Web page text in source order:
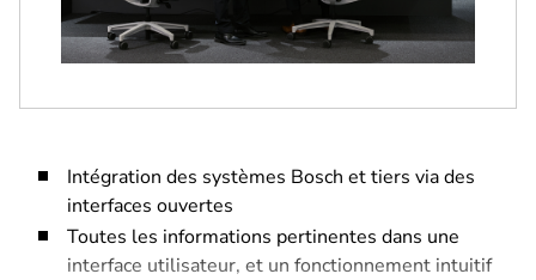
Intégration des systèmes Bosch et tiers via des
interfaces ouvertes
Toutes les informations pertinentes dans une
interface utilisateur, et un fonctionnement intuitif